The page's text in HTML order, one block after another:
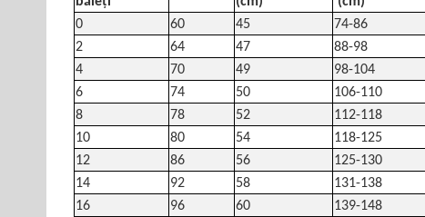
0
60 45 74-86
2
64 47 88-98
4
70 49 98-104
6
74 50 106-110
8
78 52 112-118
10
80 54 118-125
12
86 56 125-130
14
92 58 131-138
16
96 60 139-148